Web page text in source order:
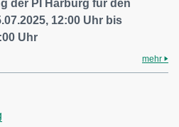
der PI Harburg für den
12:00 Uhr bis
Uhr
mehr